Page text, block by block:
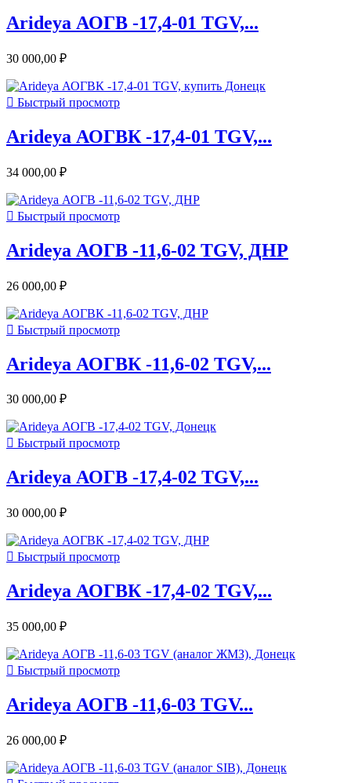
Arideya АОГВ -17,4-01 TGV,...
30 000,00 ₽
 Быстрый просмотр
Arideya АОГВК -17,4-01 TGV,...
34 000,00 ₽
 Быстрый просмотр
Arideya АОГВ -11,6-02 TGV, ДНР
26 000,00 ₽
 Быстрый просмотр
Arideya АОГВК -11,6-02 TGV,...
30 000,00 ₽
 Быстрый просмотр
Arideya АОГВ -17,4-02 TGV,...
30 000,00 ₽
 Быстрый просмотр
Arideya АОГВК -17,4-02 TGV,...
35 000,00 ₽
 Быстрый просмотр
Arideya АОГВ -11,6-03 TGV...
26 000,00 ₽